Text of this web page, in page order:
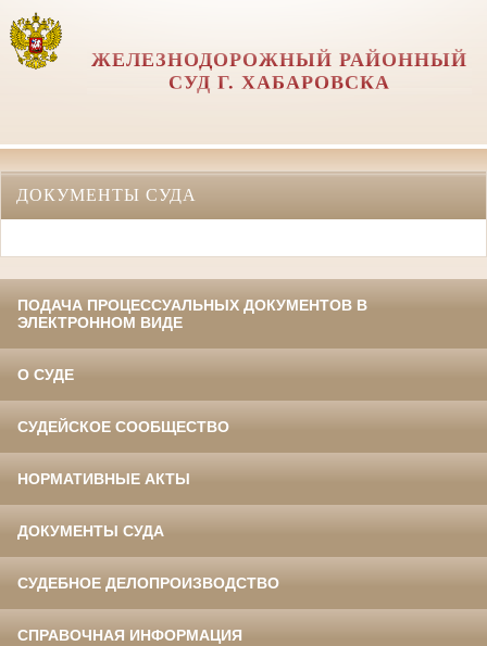
ЖЕЛЕЗНОДОРОЖНЫЙ РАЙОННЫЙ
СУД Г. ХАБАРОВСКА
ДОКУМЕНТЫ СУДА
ПОДАЧА ПРОЦЕССУАЛЬНЫХ ДОКУМЕНТОВ В
ЭЛЕКТРОННОМ ВИДЕ
О СУДЕ
СУДЕЙСКОЕ СООБЩЕСТВО
НОРМАТИВНЫЕ АКТЫ
ДОКУМЕНТЫ СУДА
СУДЕБНОЕ ДЕЛОПРОИЗВОДСТВО
СПРАВОЧНАЯ ИНФОРМАЦИЯ